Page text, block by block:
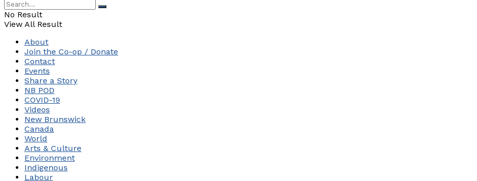
No Result
View All Result
About
Join the Co-op / Donate
Contact
Events
Share a Story
NB POD
COVID-19
Videos
New Brunswick
Canada
World
Arts & Culture
Environment
Indigenous
Labour